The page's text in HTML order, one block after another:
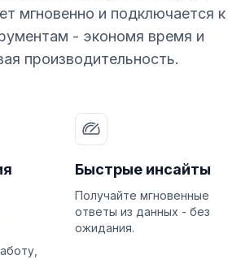
мгновенно и подключается к
- экономя время и
производительность.
Быстрые инсайты
Получайте мгновенные
ответы из данных - без
ожидания.